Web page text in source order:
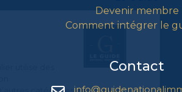
Devenir membre
Comment intégrer le
Contact
Le Guide National Immobilier utilise des
fonctionnement du site. D’autres